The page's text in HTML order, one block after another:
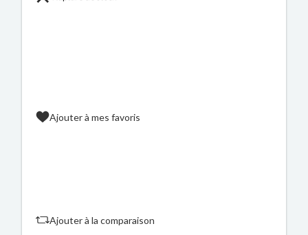
Ajouter à mes favoris
Ajouter à la comparaison